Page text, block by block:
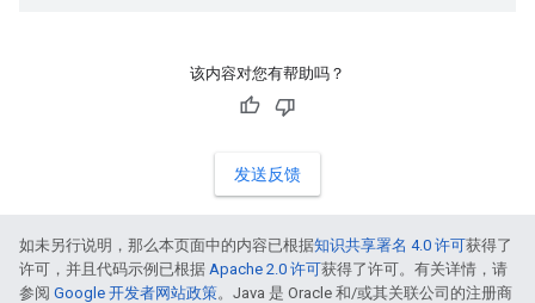
该内容对您有帮助吗？
发送反馈
如未另行说明，那么本页面中的内容已根据知识共享署名 4.0 许可获得了
许可，并且代码示例已根据 Apache 2.0 许可获得了许可。有关详情，请
参阅 Google 开发者网站政策。Java 是 Oracle 和/或其关联公司的注册商